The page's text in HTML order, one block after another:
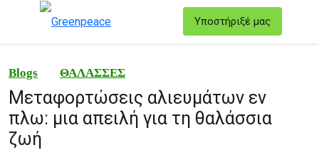
Υποστήριξέ μας
Blogs ΘΑΛΑΣΣΕΣ
Μεταφορτώσεις αλιευμάτων εν
πλω: μια απειλή για τη θαλάσσια
ζωή